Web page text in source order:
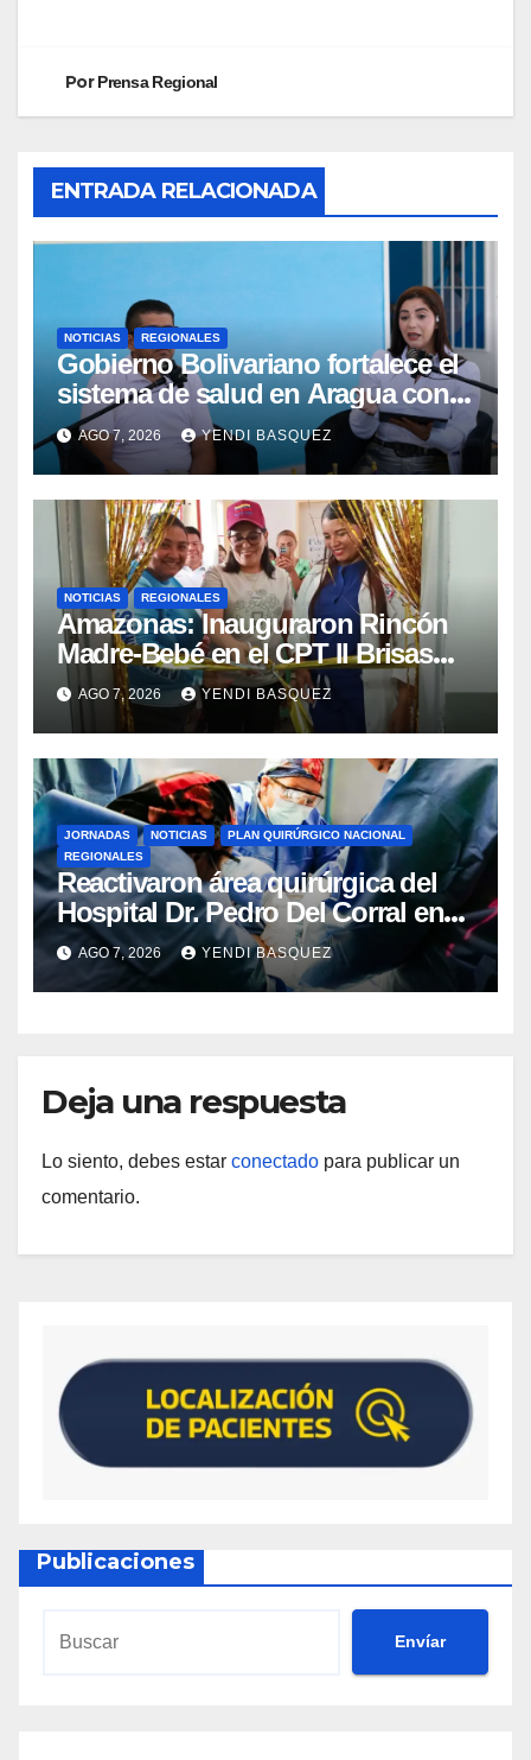
PorPrensa Regional
ENTRADA RELACIONADA
NOTICIAS REGIONALES
Gobierno Bolivariano fortalece el
sistema de salud en Aragua con
la reinauguración del CDI La Mora
AGO 7, 2026 YENDI BASQUEZ
NOTICIAS REGIONALES
​Amazonas: Inauguraron Rincón
Madre-Bebé en el CPT II Brisas
del Aeropuerto ​Inauguraron
Rincón
AGO 7, 2026 YENDI BASQUEZ
JORNADAS NOTICIAS
PLAN QUIRÚRGICO NACIONAL
REGIONALES
Reactivaron área quirúrgica del
Hospital Dr. Pedro Del Corral en
Guárico
AGO 7, 2026 YENDI BASQUEZ
Deja una respuesta
Lo siento, debes estar conectado para publicar un
comentario.
Publicaciones
Envíar